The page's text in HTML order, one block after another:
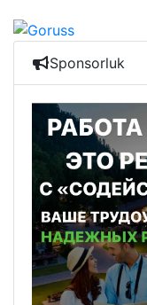
Sponsorluk